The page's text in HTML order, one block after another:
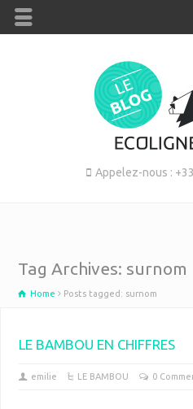
Appelez-nous :
Tag Archives: surnom
Home Posts tagged: surnom
LE BAMBOU EN CHIFFRES
emilie LE BAMBOU 0